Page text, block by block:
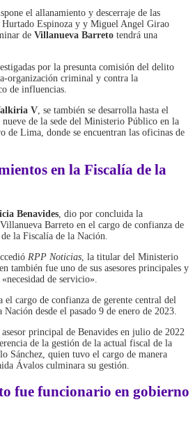
el allanamiento y descerraje de las
Espinoza y y Miguel Angel Girao
de Villanueva Barreto tendrá una
por la presunta comisión del delito
organización criminal y contra la
de influencias.
V , se también se desarrolla hasta el
nueve de la sede del Ministerio Público en la
de Lima, donde se encuentran las oficinas de
en la Fiscalía de la
Benavides , dio por concluida la
Barreto en el cargo de confianza de
la Fiscalía de la Nación.
RPP Noticias , la titular del Ministerio
también fue uno de sus asesores principales y
de servicio».
el cargo de confianza de gerente central del
desde el pasado 9 de enero de 2023.
principal de Benavides en julio de 2022
de la gestión de la actual fiscal de la
Sánchez, quien tuvo el cargo de manera
Ávalos culminara su gestión.
fue funcionario en gobierno